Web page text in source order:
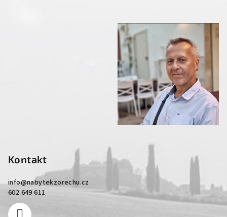
Kontakt
info@nabytekzorechu.cz
602 649 611